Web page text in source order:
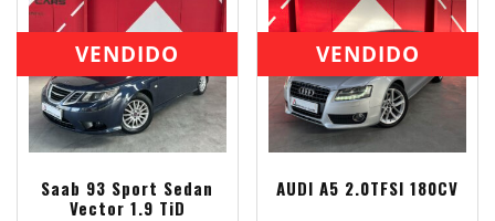
VENDIDO
Saab 93 Sport Sedan
Vector 1.9 TiD
VENDIDO
AUDI A5 2.0TFSI 180CV